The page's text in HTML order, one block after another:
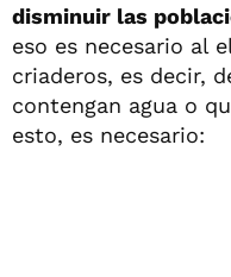
disminuir las
eso es necesario al
criaderos, es decir,
contengan agua o
esto, es necesario: